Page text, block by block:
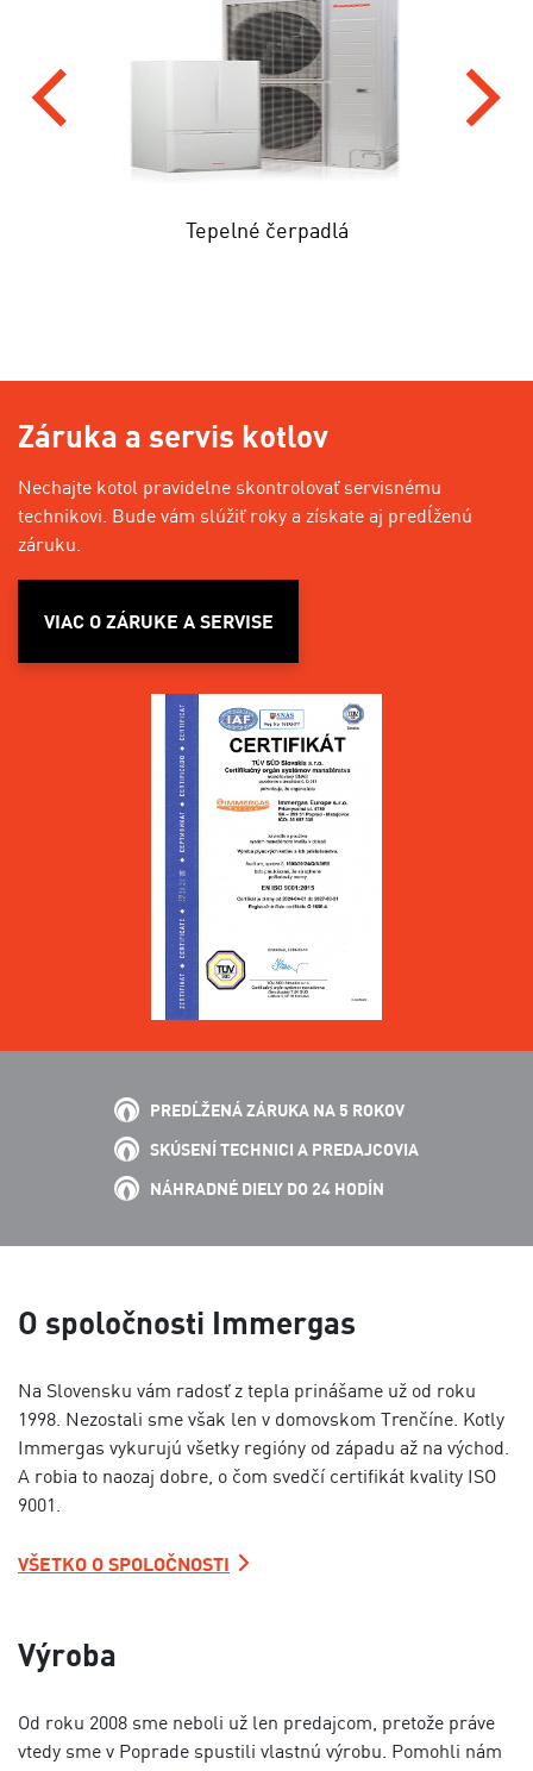
Tepelné čerpadlá
Záruka a servis kotlov
Nechajte kotol pravidelne skontrolovať servisnému
technikovi. Bude vám slúžiť roky a získate aj predĺženú
záruku.
VIAC O ZÁRUKE A SERVISE
PREDĹŽENÁ ZÁRUKA NA 5 ROKOV
SKÚSENÍ TECHNICI A PREDAJCOVIA
NÁHRADNÉ DIELY DO 24 HODÍN
O spoločnosti Immergas
Na Slovensku vám radosť z tepla prinášame už od roku
1998. Nezostali sme však len v domovskom Trenčíne. Kotly
Immergas vykurujú všetky regióny od západu až na východ.
A robia to naozaj dobre, o čom svedčí certifikát kvality ISO
9001.
VŠETKO O SPOLOČNOSTI
Výroba
Od roku 2008 sme neboli už len predajcom, pretože práve
vtedy sme v Poprade spustili vlastnú výrobu. Pomohli nám